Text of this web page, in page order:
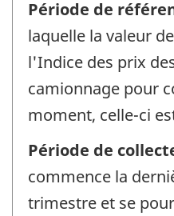
Période de
laquelle la valeur
l'Indice des prix
camionnage pour
moment, celle-ci
Période de
commence la
trimestre et se